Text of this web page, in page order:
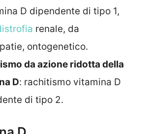
D dipendente di tipo 1,
renale, da
ontogenetico.
da azione ridotta della
D: rachitismo vitamina D
di tipo 2.